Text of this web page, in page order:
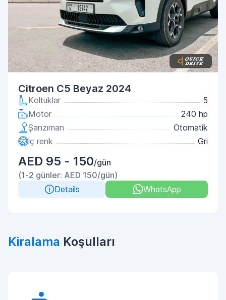
Citroen C5 Beyaz 2024
Koltuklar
5
Motor
240 hp
Şanzıman
Otomatik
İç renk
Gri
AED 95 - 150/gün
(1-2 günler: AED 150/gün)
Details
WhatsApp
Kiralama Koşulları